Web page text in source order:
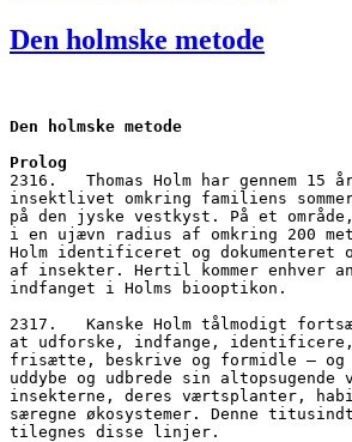
Den holmske metode
Den holmske metode
Prolog
2316.   Thomas Holm har gennem 15
insektlivet omkring familiens
på den jyske vestkyst. På et
i en ujævn radius af omkring 200
Holm identificeret og dokumenteret
af insekter. Hertil kommer enhver
indfanget i Holms biooptikon.
2317.   Kanske Holm tålmodigt
at udforske, indfange,
frisætte, beskrive og formidle – og
uddybe og udbrede sin altopsugende
insekterne, deres værtsplanter,
særegne økosystemer. Denne
tilegnes disse linjer.